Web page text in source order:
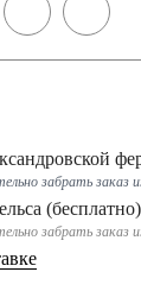
забрать заказ
(бесплатно)
забрать заказ